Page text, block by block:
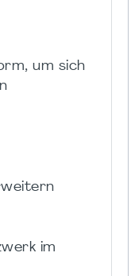
um sich
im